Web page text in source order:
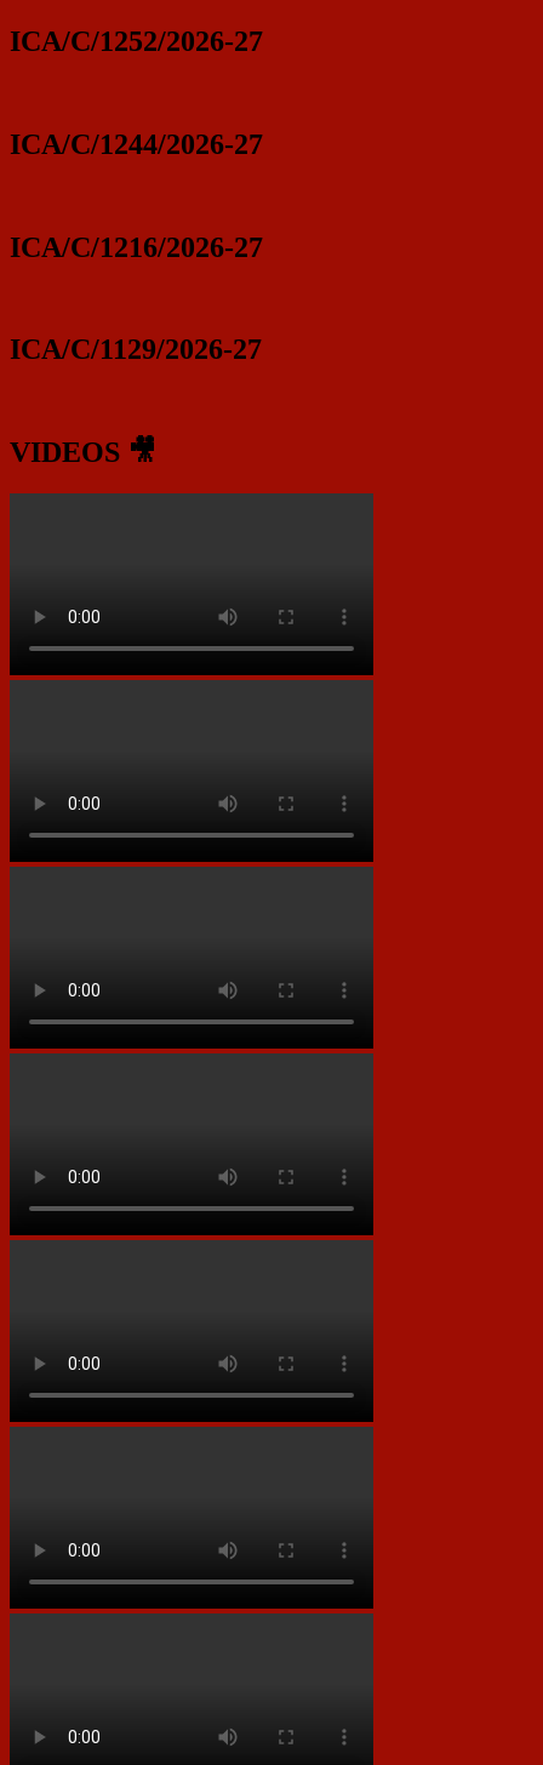
ICA/C/1252/2026-27
ICA/C/1244/2026-27
ICA/C/1216/2026-27
ICA/C/1129/2026-27
VIDEOS 🎥